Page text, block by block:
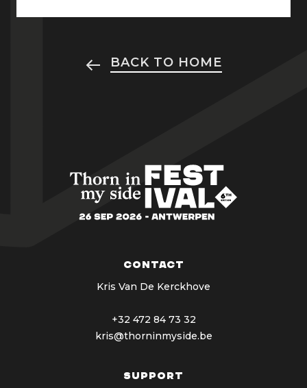
BACK TO HOME
Contact
Kris Van De Kerckhove
+32 472 84 73 32
kris@thorninmyside.be
support